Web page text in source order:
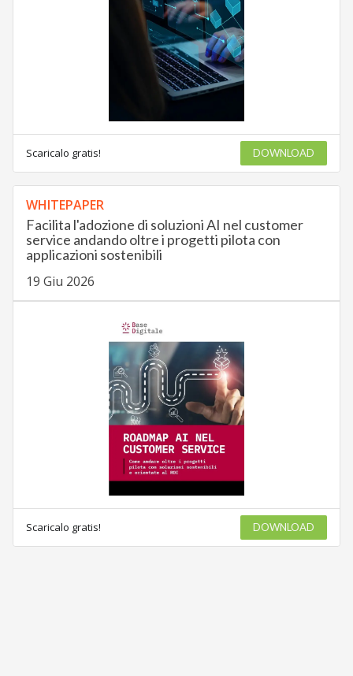
Scaricalo gratis! DOWNLOAD
WHITEPAPER
Facilita l'adozione di soluzioni AI nel customer
service andando oltre i progetti pilota con
applicazioni sostenibili
19 Giu 2026
Scaricalo gratis! DOWNLOAD